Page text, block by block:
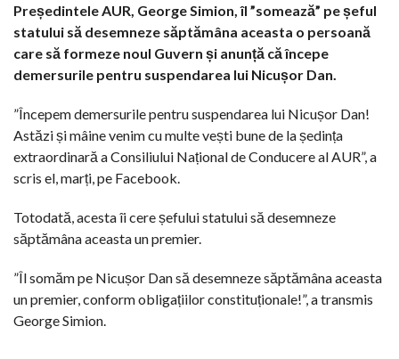
Președintele AUR, George Simion, îl ”somează” pe șeful
statului să desemneze săptămâna aceasta o persoană
care să formeze noul Guvern și anunță că începe
demersurile pentru suspendarea lui Nicușor Dan.
”Începem demersurile pentru suspendarea lui Nicușor Dan!
Astăzi și mâine venim cu multe vești bune de la ședința
extraordinară a Consiliului Național de Conducere al AUR”, a
scris el, marți, pe Facebook.
Totodată, acesta îi cere șefului statului să desemneze
săptămâna aceasta un premier.
”Îl somăm pe Nicușor Dan să desemneze săptămâna aceasta
un premier, conform obligațiilor constituționale!”, a transmis
George Simion.